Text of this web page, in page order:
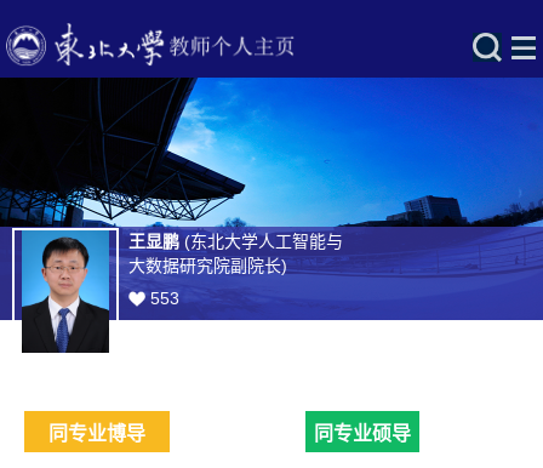
王显鹏(东北大学人工智能与
大数据研究院副院长)
553
同专业博导 同专业硕导